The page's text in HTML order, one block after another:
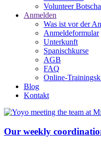
Volunteer
Anmelden
Was ist vor der
Anmeldeformular
Unterkunft
Spanischkurse
AGB
FAQ
Online-
Blog
Kontakt
Our weekly